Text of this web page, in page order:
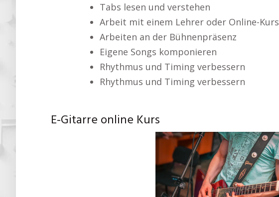
Tabs lesen und verstehen
Arbeit mit einem Lehrer oder Online-Kurs
Arbeiten an der Bühnenpräsenz
Eigene Songs komponieren
Rhythmus und Timing verbessern
Rhythmus und Timing verbessern
E-Gitarre online Kurs